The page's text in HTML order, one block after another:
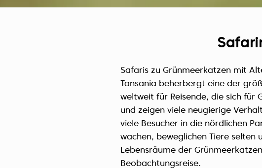
Safaris zu Grünmeerkatzen mit
Tansania beherbergt eine der
weltweit für Reisende, die sich für
und zeigen viele neugierige
viele Besucher in die nördlichen
wachen, beweglichen Tiere selten
Lebensräume der
Beobachtungsreise.